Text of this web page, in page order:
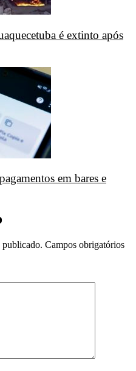
é extinto após
em bares e
publicado. Campos obrigatórios